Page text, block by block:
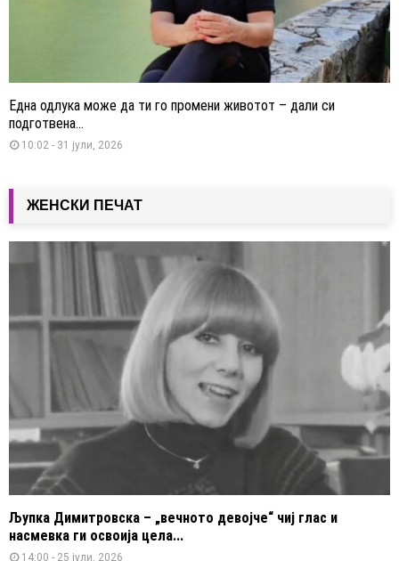
Една одлука може да ти го промени животот – дали си
подготвена...
10:02 - 31 јули, 2026
ЖЕНСКИ ПЕЧАТ
Љупка Димитровска – „вечното девојче“ чиј глас и
насмевка ги освоија цела...
14:00 - 25 јули, 2026